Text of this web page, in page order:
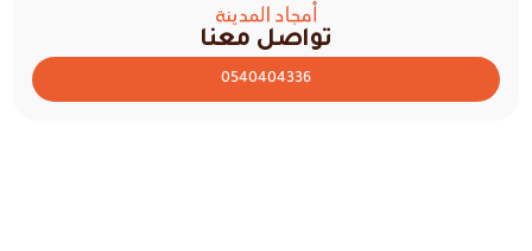
تواصل معنا
0540404336